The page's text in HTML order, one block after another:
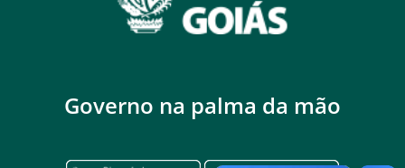
Governo na palma da mão